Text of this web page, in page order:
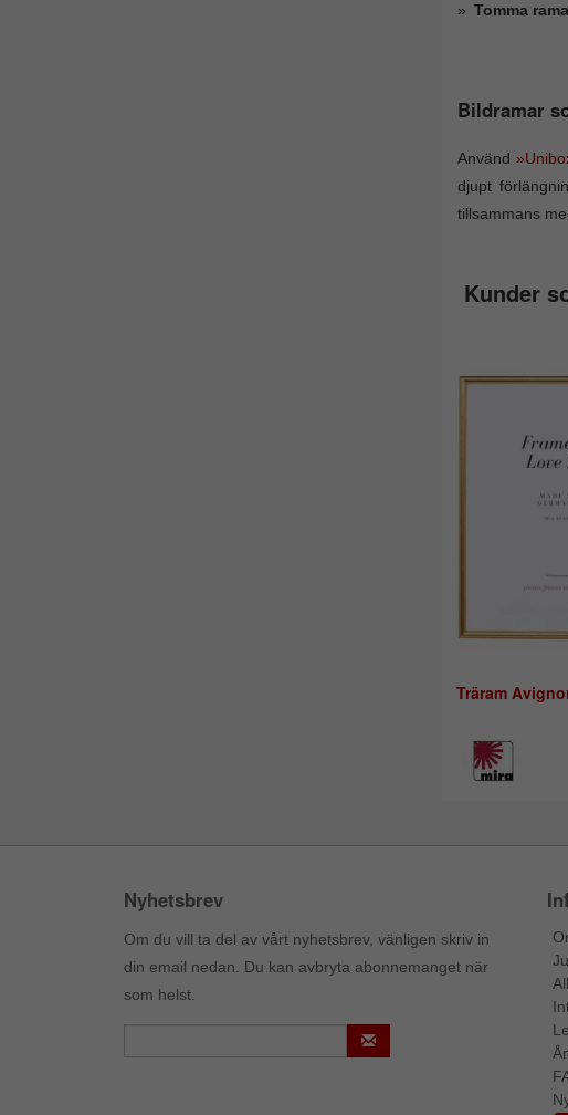
Tomma
Bildramar
Använd
djupt
tillsammans
Kunder
Träram
Nyhetsbrev
Om du vill ta del av vårt nyhetsbrev, vänligen skriv in
din email nedan. Du kan avbryta abonnemanget när
som helst.